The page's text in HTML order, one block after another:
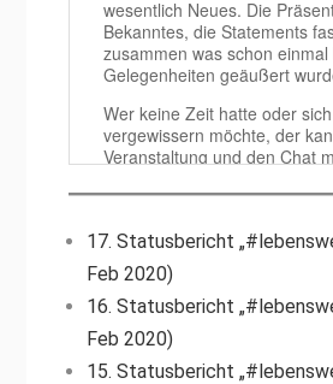
17. Statusbericht
Feb 2020)
16. Statusbericht
Feb 2020)
15. Statusbericht